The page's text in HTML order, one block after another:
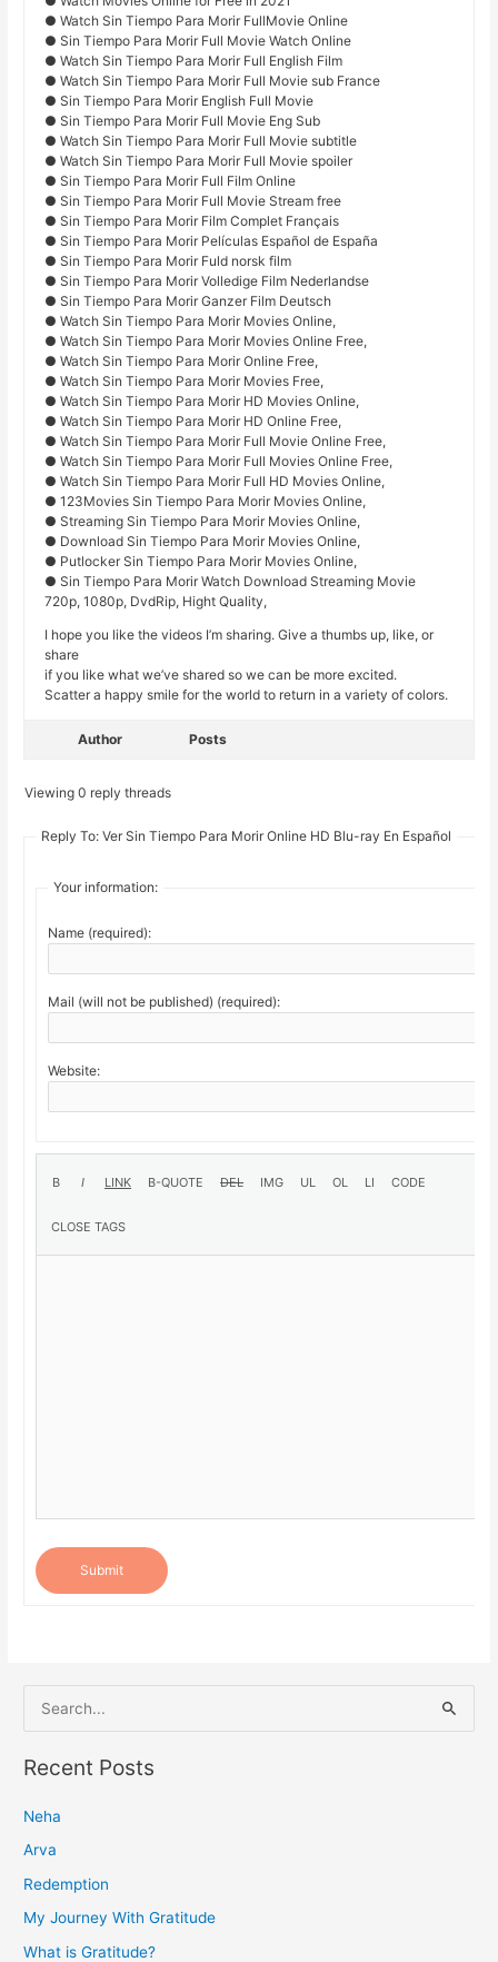
● Watch Sin Tiempo Para Morir FullMovie Online
● Sin Tiempo Para Morir Full Movie Watch Online
● Watch Sin Tiempo Para Morir Full English Film
● Watch Sin Tiempo Para Morir Full Movie sub France
● Sin Tiempo Para Morir English Full Movie
● Sin Tiempo Para Morir Full Movie Eng Sub
● Watch Sin Tiempo Para Morir Full Movie subtitle
● Watch Sin Tiempo Para Morir Full Movie spoiler
● Sin Tiempo Para Morir Full Film Online
● Sin Tiempo Para Morir Full Movie Stream free
● Sin Tiempo Para Morir Film Complet Français
● Sin Tiempo Para Morir Películas Español de España
● Sin Tiempo Para Morir Fuld norsk film
● Sin Tiempo Para Morir Volledige Film Nederlandse
● Sin Tiempo Para Morir Ganzer Film Deutsch
● Watch Sin Tiempo Para Morir Movies Online,
● Watch Sin Tiempo Para Morir Movies Online Free,
● Watch Sin Tiempo Para Morir Online Free,
● Watch Sin Tiempo Para Morir Movies Free,
● Watch Sin Tiempo Para Morir HD Movies Online,
● Watch Sin Tiempo Para Morir HD Online Free,
● Watch Sin Tiempo Para Morir Full Movie Online Free,
● Watch Sin Tiempo Para Morir Full Movies Online Free,
● Watch Sin Tiempo Para Morir Full HD Movies Online,
● 123Movies Sin Tiempo Para Morir Movies Online,
● Streaming Sin Tiempo Para Morir Movies Online,
● Download Sin Tiempo Para Morir Movies Online,
● Putlocker Sin Tiempo Para Morir Movies Online,
● Sin Tiempo Para Morir Watch Download Streaming Movie
720p, 1080p, DvdRip, Hight Quality,
I hope you like the videos I’m sharing. Give a thumbs up, like, or
share
if you like what we’ve shared so we can be more excited.
Scatter a happy smile for the world to return in a variety of colors.
Author Posts
Viewing 0 reply threads
Reply To: Ver Sin Tiempo Para Morir Online HD Blu-ray En Español
Your information:
Name (required):
Mail (will not be published) (required):
Website:
Submit
e
a
c
h
f
o
Recent Posts
Neha
Arva
Redemption
My Journey With Gratitude
What is Gratitude?